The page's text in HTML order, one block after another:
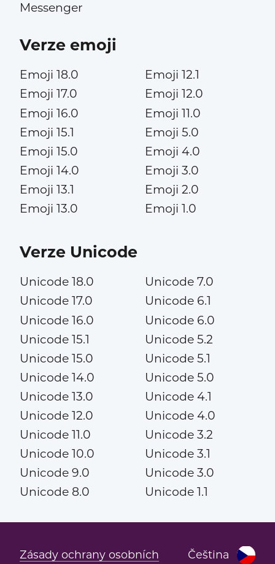
Messenger
Verze emoji
Emoji 18.0
Emoji 17.0
Emoji 16.0
Emoji 15.1
Emoji 15.0
Emoji 14.0
Emoji 13.1
Emoji 13.0
Emoji 12.1
Emoji 12.0
Emoji 11.0
Emoji 5.0
Emoji 4.0
Emoji 3.0
Emoji 2.0
Emoji 1.0
Verze Unicode
Unicode 18.0
Unicode 17.0
Unicode 16.0
Unicode 15.1
Unicode 15.0
Unicode 14.0
Unicode 13.0
Unicode 12.0
Unicode 11.0
Unicode 10.0
Unicode 9.0
Unicode 8.0
Unicode 7.0
Unicode 6.1
Unicode 6.0
Unicode 5.2
Unicode 5.1
Unicode 5.0
Unicode 4.1
Unicode 4.0
Unicode 3.2
Unicode 3.1
Unicode 3.0
Unicode 1.1
Čeština
Zásady ochrany osobních